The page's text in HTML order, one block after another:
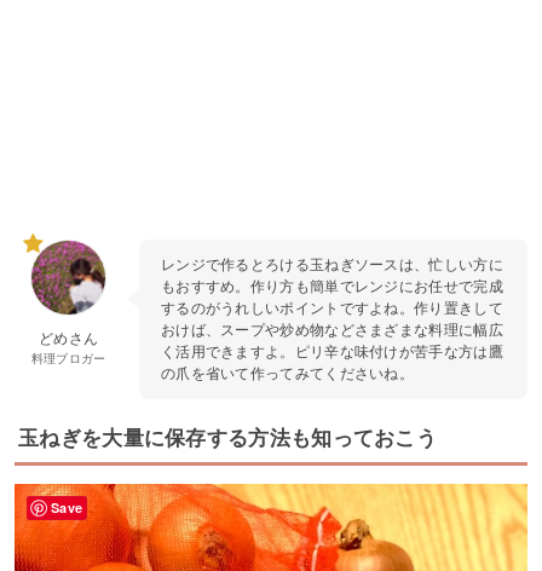
どめさん
料理ブロガー
レンジで作るとろける玉ねぎソースは、忙しい方に
もおすすめ。作り方も簡単でレンジにお任せで完成
するのがうれしいポイントですよね。作り置きして
おけば、スープや炒め物などさまざまな料理に幅広
く活用できますよ。ピリ辛な味付けが苦手な方は鷹
の爪を省いて作ってみてくださいね。
玉ねぎを大量に保存する方法も知っておこう
Save